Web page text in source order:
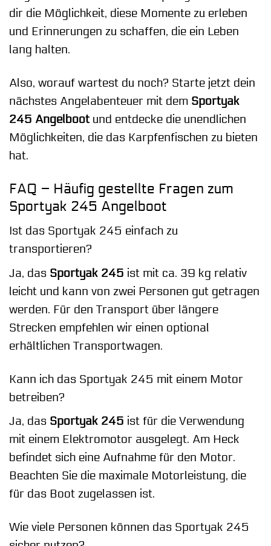
dir die Möglichkeit, diese Momente zu erleben
und Erinnerungen zu schaffen, die ein Leben
lang halten.
Also, worauf wartest du noch? Starte jetzt dein
nächstes Angelabenteuer mit dem Sportyak
245 Angelbootund entdecke die unendlichen
Möglichkeiten, die das Karpfenfischen zu bieten
hat.
FAQ – Häufig gestellte Fragen zum
Sportyak 245 Angelboot
Ist das Sportyak 245 einfach zu
transportieren?
Ja, das Sportyak 245 ist mit ca. 39 kg relativ
leicht und kann von zwei Personen gut getragen
werden. Für den Transport über längere
Strecken empfehlen wir einen optional
erhältlichen Transportwagen.
Kann ich das Sportyak 245 mit einem Motor
betreiben?
Ja, das Sportyak 245 ist für die Verwendung
mit einem Elektromotor ausgelegt. Am Heck
befindet sich eine Aufnahme für den Motor.
Beachten Sie die maximale Motorleistung, die
für das Boot zugelassen ist.
Wie viele Personen können das Sportyak 245